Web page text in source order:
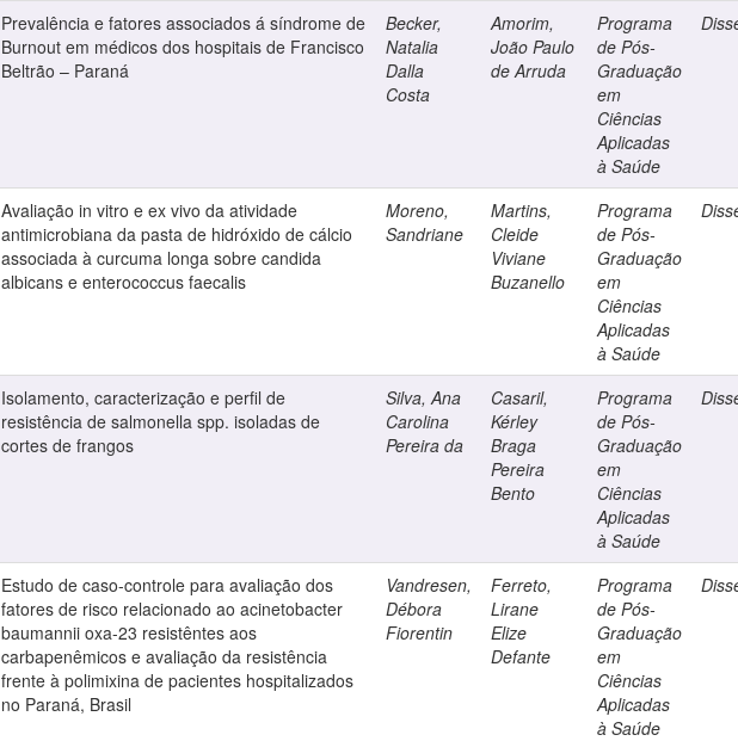
Prevalência e fatores associados á síndrome de
Burnout em médicos dos hospitais de Francisco
Beltrão – Paraná
Becker,
Natalia
Dalla
Costa
Amorim,
João Paulo
de Arruda
Programa
de Pós-
Graduação
em
Ciências
Aplicadas
à Saúde
Avaliação in vitro e ex vivo da atividade
antimicrobiana da pasta de hidróxido de cálcio
associada à curcuma longa sobre candida
albicans e enterococcus faecalis
Moreno,
Sandriane
Martins,
Cleide
Viviane
Buzanello
Programa
de Pós-
Graduação
em
Ciências
Aplicadas
à Saúde
Isolamento, caracterização e perfil de
resistência de salmonella spp. isoladas de
cortes de frangos
Silva, Ana
Carolina
Pereira da
Casaril,
Kérley
Braga
Pereira
Bento
Programa
de Pós-
Graduação
em
Ciências
Aplicadas
à Saúde
Estudo de caso-controle para avaliação dos
fatores de risco relacionado ao acinetobacter
baumannii oxa-23 resistêntes aos
carbapenêmicos e avaliação da resistência
frente à polimixina de pacientes hospitalizados
no Paraná, Brasil
Vandresen,
Débora
Fiorentin
Ferreto,
Lirane
Elize
Defante
Programa
de Pós-
Graduação
em
Ciências
Aplicadas
à Saúde